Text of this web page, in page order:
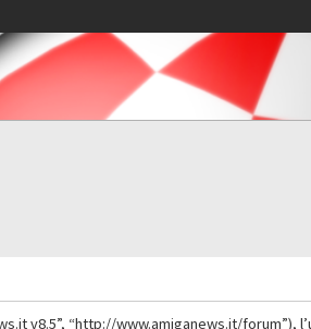
v8.5”, “http://www.amiganews.it/